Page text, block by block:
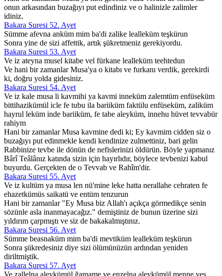
onun arkasından buzağıyı put edindiniz ve o halinizle zalimler
idiniz.
Bakara Suresi 52. Ayet
Sümme afevna anküm mim ba'di zalike lealleküm teşkürun
Sonra yine de sizi affettik, artık şükretmeniz gerekiyordu.
Bakara Suresi 53. Ayet
Ve iz ateyna musel kitabe vel fürkane lealleküm teehtedun
Ve hani bir zamanlar Musa'ya o kitabı ve furkanı verdik, gerekirdi
ki, doğru yolda gidesiniz.
Bakara Suresi 54. Ayet
Ve iz kale musa li kavmihi ya kavmi inneküm zalemtüm enfüseküm
bittihazikümül icle fe tubu ila bariiküm faktülu enfüseküm, zaliküm
hayrul leküm inde bariiküm, fe tabe aleyküm, innehu hüvet tevvabür
rahiym
Hani bir zamanlar Musa kavmine dedi ki; Ey kavmim cidden siz o
buzağıyı put edinmekle kendi kendinize zulmettiniz, bari gelin
Rabbinize tevbe ile dönün de nefislerinizi öldürün. Böyle yapmanız
Bârî Teâlânız katında sizin için hayırlıdır, böylece tevbenizi kabul
buyurdu. Gerçekten de o Tevvab ve Rahîm'dir.
Bakara Suresi 55. Ayet
Ve iz kultüm ya musa len nü'mine leke hatta nerallahe cehraten fe
ehazetkümüs saikatü ve entüm tenzurun
Hani bir zamanlar "Ey Musa biz Allah'ı açıkça görmedikçe senin
sözünle asla inanmayacağız." demiştiniz de bunun üzerine sizi
yıldırım çarpmıştı ve siz de bakakalmıştınız.
Bakara Suresi 56. Ayet
Sümme beasnaküm mim ba'di mevtiküm lealleküm teşkürun
Sonra şükredesiniz diye sizi ölümünüzün ardından yeniden
diriltmiştik.
Bakara Suresi 57. Ayet